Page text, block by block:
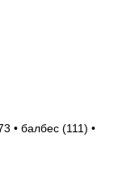
• балбес (111) •